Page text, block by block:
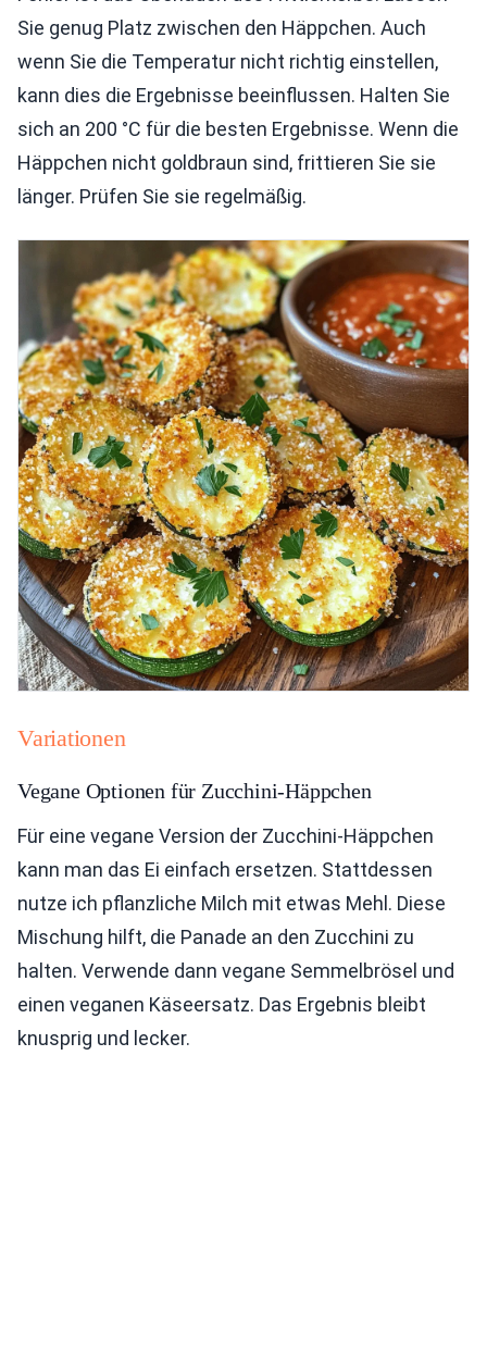
Sie genug Platz zwischen den Häppchen. Auch
wenn Sie die Temperatur nicht richtig einstellen,
kann dies die Ergebnisse beeinflussen. Halten Sie
sich an 200 °C für die besten Ergebnisse. Wenn die
Häppchen nicht goldbraun sind, frittieren Sie sie
länger. Prüfen Sie sie regelmäßig.
Variationen
Vegane Optionen für Zucchini-Häppchen
Für eine vegane Version der Zucchini-Häppchen
kann man das Ei einfach ersetzen. Stattdessen
nutze ich pflanzliche Milch mit etwas Mehl. Diese
Mischung hilft, die Panade an den Zucchini zu
halten. Verwende dann vegane Semmelbrösel und
einen veganen Käseersatz. Das Ergebnis bleibt
knusprig und lecker.